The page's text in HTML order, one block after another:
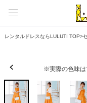
レンタルドレスならLULUTI TOP>
※実際の色味